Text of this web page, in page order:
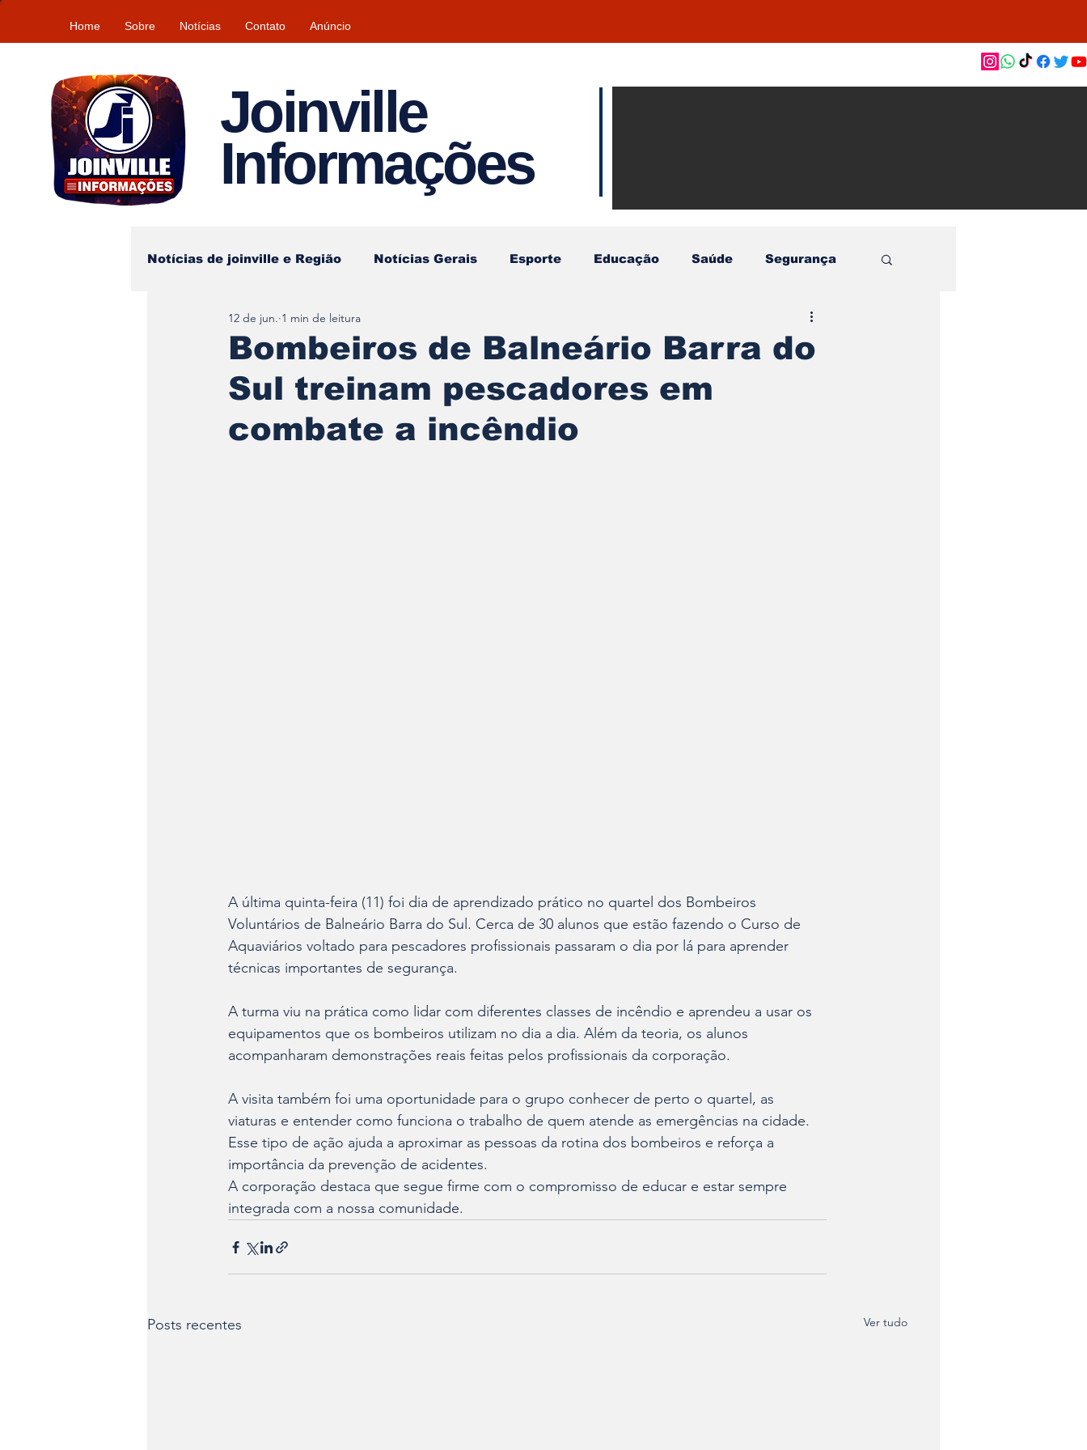
Home Sobre Notícias Contato Anúncio
Joinville
Informações
Notícias de joinville e Região Notícias Gerais Esporte Educação Saúde Segurança
Tempo\clima
Bombeiros de Balneário Barra do
Sul treinam pescadores em
combate a incêndio
12 de jun. 1 min de leitura
A última quinta-feira (11) foi dia de aprendizado prático no quartel dos Bombeiros
Voluntários de Balneário Barra do Sul. Cerca de 30 alunos que estão fazendo o Curso de
Aquaviários voltado para pescadores profissionais passaram o dia por lá para aprender
técnicas importantes de segurança.
A turma viu na prática como lidar com diferentes classes de incêndio e aprendeu a usar os
equipamentos que os bombeiros utilizam no dia a dia. Além da teoria, os alunos
acompanharam demonstrações reais feitas pelos profissionais da corporação.
A visita também foi uma oportunidade para o grupo conhecer de perto o quartel, as
viaturas e entender como funciona o trabalho de quem atende as emergências na cidade.
Esse tipo de ação ajuda a aproximar as pessoas da rotina dos bombeiros e reforça a
importância da prevenção de acidentes.
A corporação destaca que segue firme com o compromisso de educar e estar sempre
integrada com a nossa comunidade.
Posts recentes Ver tudo